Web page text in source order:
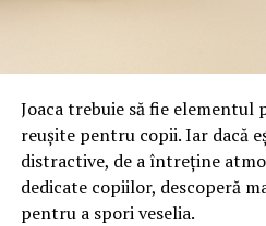
durata de viață a amenajării,
false până la tentative de furt
financiare. Instituția
sursei mesajelor și
unic 1911.
Campaniile identificate în
Joaca trebuie să fie
reușite pentru copii. Iar dacă
distractive, de a întreține
dedicate copiilor, descoperă
pentru a spori veselia.